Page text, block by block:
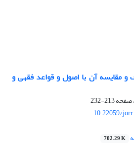
و مقایسه آن با اصول و قواعد فقهی و
213-232
10.22059/
702.29 K